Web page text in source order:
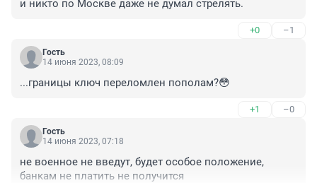
и никто по Москве даже не думал стрелять.
+0 –1
Гость
14 июня 2023, 08:09
...границы ключ переломлен пополам?😳
+1 –0
Гость
14 июня 2023, 07:18
не военное не введут, будет особое положение,
банкам не платить не получится